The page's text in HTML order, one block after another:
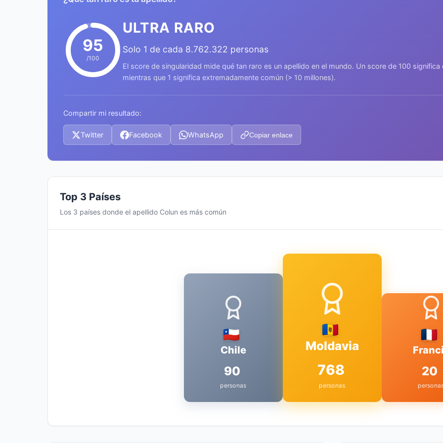
95
/100
ULTRA RARO
Solo 1 de cada 8.762.322 personas
El score de singularidad mide qué tan raro es un apellido en el mundo. Un score de 100
mientras que 1 significa extremadamente común (> 10 millones).
Compartir mi resultado:
Twitter Facebook WhatsApp Copiar enlace
Top 3 Países
Los 3 países donde el apellido Colun es más común
Chile
90
personas
Moldavia
768
personas
20